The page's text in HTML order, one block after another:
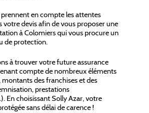
prennent en compte les attentes
votre devis afin de vous proposer une
à Colomiers qui vous procure un
de protection.
à trouver votre future assurance
compte de nombreux éléments
montants des franchises et des
prestations
En choisissant Solly Azar, votre
sans délai de carence !